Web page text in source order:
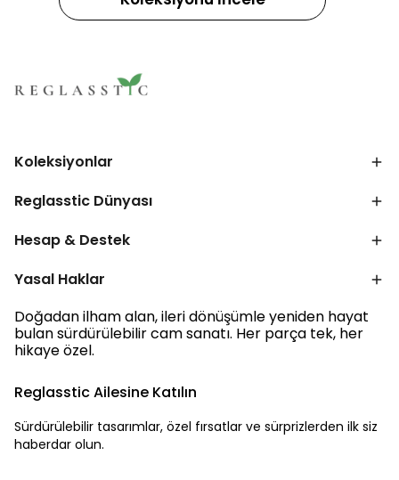
Koleksiyonlar
Reglasstic Dünyası
Hesap & Destek
Yasal Haklar
Doğadan ilham alan, ileri dönüşümle yeniden hayat
bulan sürdürülebilir cam sanatı. Her parça tek, her
hikaye özel.
Reglasstic Ailesine Katılın
Sürdürülebilir tasarımlar, özel fırsatlar ve sürprizlerden ilk siz
haberdar olun.